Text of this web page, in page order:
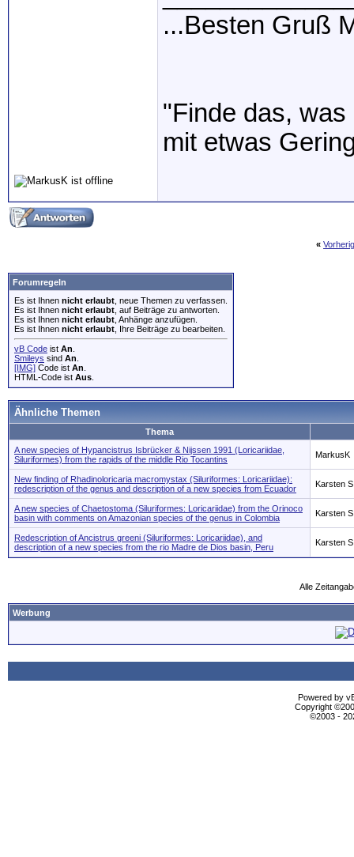
...Besten Gruß
"Finde das,
mit etwas
«
Forumregeln
Es ist Ihnen nicht erlaubt , neue Themen zu verfassen.
Es ist Ihnen nicht erlaubt , auf Beiträge zu antworten.
Es ist Ihnen nicht erlaubt , Anhänge anzufügen.
Es ist Ihnen nicht erlaubt , Ihre Beiträge zu bearbeiten.
vB Code ist An
Smileys sind An
[IMG] Code ist An
HTML-Code ist Aus
Ähnliche Themen
Thema
A new species of Hypancistrus Isbrücker & Nijssen 1991 (Loricariidae,
Siluriformes) from the rapids of the middle Rio Tocantins
MarkusK
New finding of Rhadinoloricaria macromystax (Siluriformes: Loricariidae):
redescription of the genus and description of a new species from Ecuador
Karsten
A new species of Chaetostoma (Siluriformes: Loricariidae) from the Orinoco
basin with comments on Amazonian species of the genus in Colombia
Karsten
Redescription of Ancistrus greeni (Siluriformes: Loricariidae), and
description of a new species from the rio Madre de Dios basin, Peru
Karsten
Alle
Werbung
Powered by
Copyright
©2003 -